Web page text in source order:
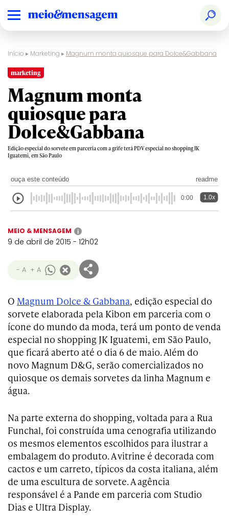
Início ▸ Marketing ▸ Magnum monta quiosque para Dolce&Gabbana
marketing
Magnum monta
quiosque para
Dolce&Gabbana
Edição especial do sorvete em parceria com a grife terá PDV especial no shopping JK
Iguatemi, em São Paulo
ouça este conteúdo readme
0:00 1.0x
MEIO & MENSAGEM i
9 de abril de 2015 - 12h02
- A + A
O Magnum Dolce & Gabbana, edição especial do
sorvete elaborada pela Kibon em parceria com o
ícone do mundo da moda, terá um ponto de venda
especial no shopping JK Iguatemi, em São Paulo,
que ficará aberto até o dia 6 de maio. Além do
novo Magnum D&G, serão comercializados no
quiosque os demais sorvetes da linha Magnum e
água.
Na parte externa do shopping, voltada para a Rua
Funchal, foi construída uma cenografia utilizando
os mesmos elementos escolhidos para ilustrar a
embalagem do produto. A vitrine é decorada com
cactos e um carreto, típicos da costa italiana, além
de uma escultura de sorvete. A agência
responsável é a Pande em parceria com Studio
Dias e Ultra Display.